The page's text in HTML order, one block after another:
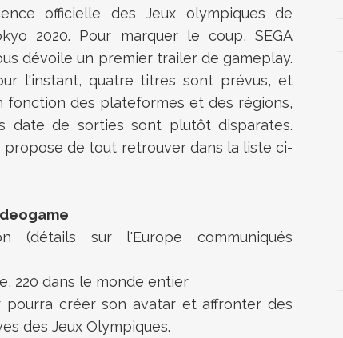
officielle des Jeux olympiques de
2020. Pour marquer le coup, SEGA
dévoile un premier trailer de gameplay.
l'instant, quatre titres sont prévus, et
fonction des plateformes et des régions,
date de sorties sont plutôt disparates.
propose de tout retrouver dans la liste ci-
sur l'Europe communiqués
220 dans le monde entier
créer son avatar et affronter des
des Jeux Olympiques.